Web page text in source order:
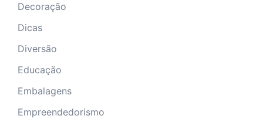
Decoração
Dicas
Diversão
Educação
Embalagens
Empreendedorismo